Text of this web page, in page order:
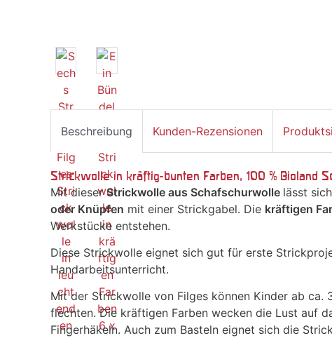
Beschreibung Kunden-Rezensionen
Strickwolle in kräftig-bunten Farben, 100 % Bioland
Mit dieserStrickwolle aus Schafschurwolle lässt
oder Knüpfen mit einer Strickgabel. Die kräftigen
Werkstücke entstehen.
Diese Strickwolle eignet sich gut für erste
Handarbeitsunterricht.
Mit der Strickwolle von Filges können Kinder ab ca.
flechten. Die kräftigen Farben wecken die Lust auf
Fingerhäkeln. Auch zum Basteln eignet sich die